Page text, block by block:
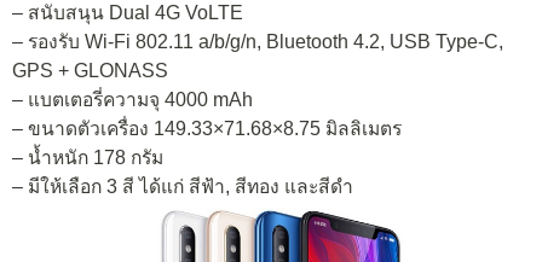
– สนับสนุน Dual 4G VoLTE
– รองรับ Wi-Fi 802.11 a/b/g/n, Bluetooth 4.2, USB Type-C,
GPS + GLONASS
– แบตเตอรี่ความจุ 4000 mAh
– ขนาดตัวเครื่อง 149.33×71.68×8.75 มิลลิเมตร
– น้ำหนัก 178 กรัม
– มีให้เลือก 3 สี ได้แก่ สีฟ้า, สีทอง และสีดำ